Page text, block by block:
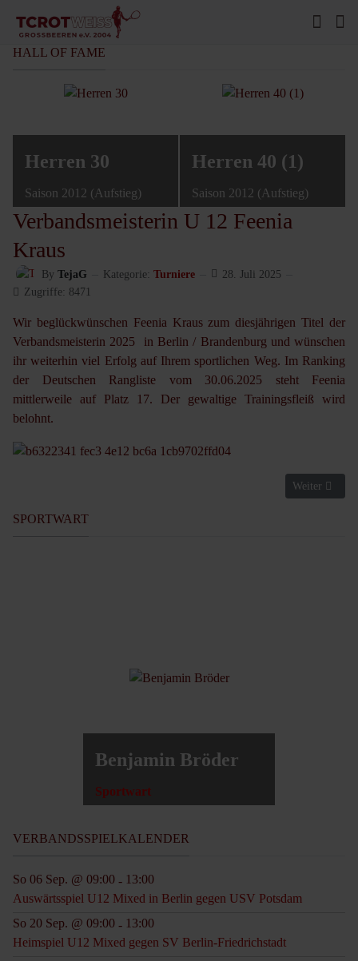
HALL OF FAME
Herren 30
Saison 2012 (Aufstieg)
Herren 40 (1)
Saison 2012 (Aufstieg)
Verbandsmeisterin U 12 Feenia
Kraus
By TejaG Kategorie: Turniere
28. Juli 2025
Zugriffe: 8471
Wir beglückwünschen Feenia Kraus zum diesjährigen Titel der
Verbandsmeisterin 2025 in Berlin / Brandenburg und wünschen
ihr weiterhin viel Erfolg auf Ihrem sportlichen Weg. Im Ranking
der Deutschen Rangliste vom 30.06.2025 steht Feenia
mittlerweile auf Platz 17. Der gewaltige Trainingsfleiß wird
belohnt.
Nächster
Weiter
SPORTWART
Benjamin Bröder
Sportwart
VERBANDSSPIELKALENDER
So 06 Sep. @ 09:00 - 13:00
Auswärtsspiel U12 Mixed in Berlin gegen USV Potsdam
So 20 Sep. @ 09:00 - 13:00
Heimspiel U12 Mixed gegen SV Berlin-Friedrichstadt